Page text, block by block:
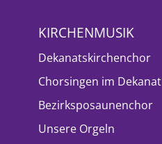
KIRCHENMUSIK
Dekanatskirchenchor
Chorsingen im Dekanat
Bezirksposaunenchor
Unsere Orgeln